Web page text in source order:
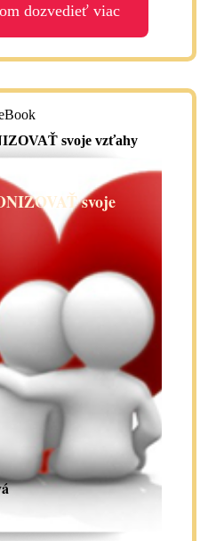
dozvedieť viac
svoje vzťahy
svoje